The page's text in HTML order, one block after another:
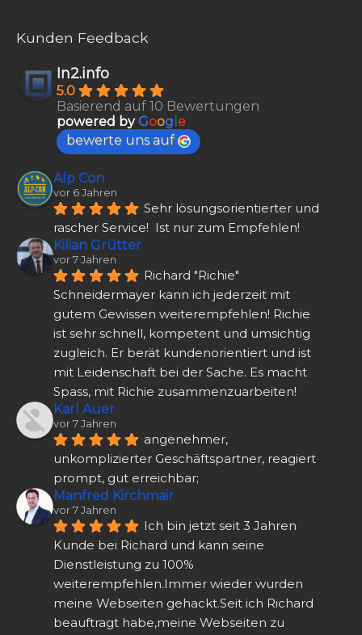
Kunden Feedback
In2.info
5.0
Basierend auf 10 Bewertungen
powered byGoog e
bewerte uns auf
Alp Con
vor 6 Jahren
Sehr lösungsorientierter und
rascher Service!  Ist nur zum Empfehlen!
Kilian Grütter
vor 7 Jahren
Richard "Richie"
Schneidermayer kann ich jederzeit mit
gutem Gewissen weiterempfehlen! Richie
ist sehr schnell, kompetent und umsichtig
zugleich. Er berät kundenorientiert und ist
mit Leidenschaft bei der Sache. Es macht
Spass, mit Richie zusammenzuarbeiten!
Karl Auer
vor 7 Jahren
angenehmer,
unkomplizierter Geschäftspartner, reagiert
prompt, gut erreichbar;
Manfred Kirchmair
vor 7 Jahren
Ich bin jetzt seit 3 Jahren
Kunde bei Richard und kann seine
Dienstleistung zu 100%
weiterempfehlen.Immer wieder wurden
meine Webseiten gehackt.Seit ich Richard
beauftragt habe,meine Webseiten zu